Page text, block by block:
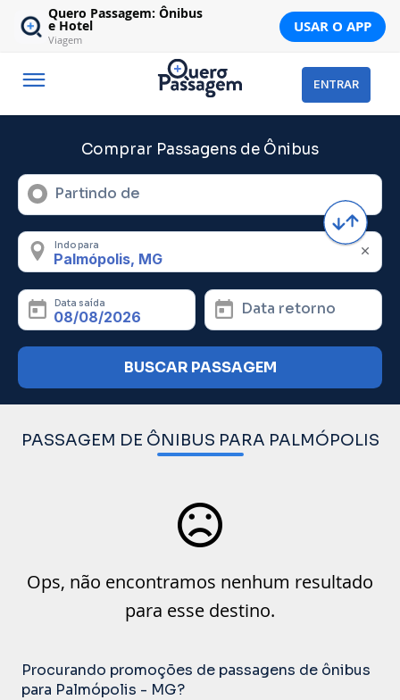
Quero Passagem: Ônibus
e Hotel
Viagem
USAR O APP
ENTRAR
Comprar Passagens de Ônibus
Partindo de
Indo para
Data saída Data retorno
BUSCAR PASSAGEM
PASSAGEM DE ÔNIBUS PARA PALMÓPOLIS
Ops, não encontramos nenhum resultado
para esse destino.
Procurando promoções de passagens de ônibus
para Palmópolis - MG?